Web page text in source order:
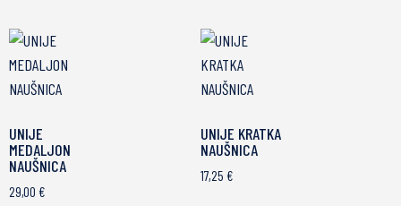
UNIJE
MEDALJON
NAUŠNICA
29,00 €
UNIJE KRATKA
NAUŠNICA
17,25 €